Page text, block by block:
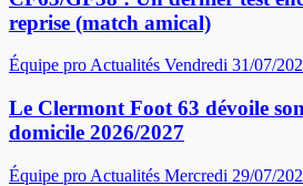
reprise (match amical)
Équipe pro Actualités Vendredi 31/07/
Le Clermont Foot 63 dévoile
domicile 2026/2027
Équipe pro Actualités Mercredi 29/07/